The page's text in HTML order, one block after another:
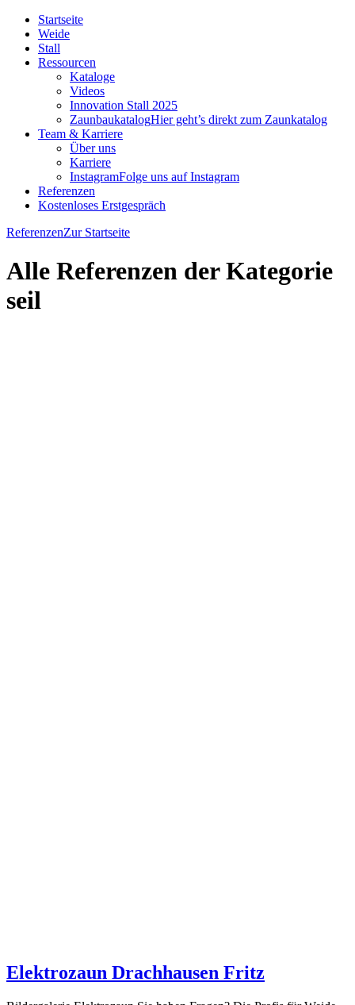
Startseite
Weide
Stall
Ressourcen
Kataloge
Videos
Innovation Stall 2025
ZaunbaukatalogHier geht’s direkt zum Zaunkatalog
Team & Karriere
Über uns
Karriere
InstagramFolge uns auf Instagram
Referenzen
Kostenloses Erstgespräch
ReferenzenZur Startseite
Alle Referenzen der Kategorie
seil
Elektrozaun Drachhausen Fritz